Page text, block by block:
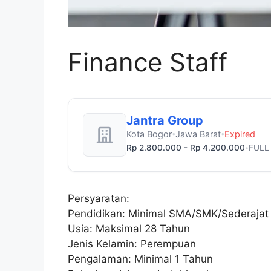
Finance Staff
Jantra Group
Kota Bogor•Jawa Barat•Expired
Rp 2.800.000 - Rp 4.200.000 •
Persyaratan:
Pendidikan: Minimal SMA/SMK/Sederajat
Usia: Maksimal 28 Tahun
Jenis Kelamin: Perempuan
Pengalaman: Minimal 1 Tahun